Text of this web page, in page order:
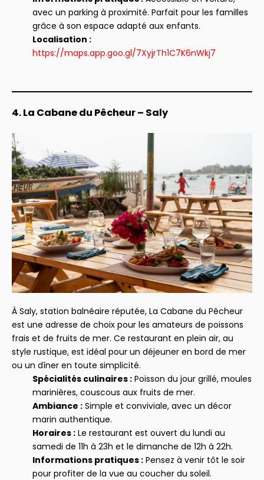
avec un parking à proximité. Parfait pour les familles
grâce à son espace adapté aux enfants.
Localisation :
https://maps.app.goo.gl/7XyjrTh1C7K6nWkj7
4. La Cabane du Pêcheur – Saly
À Saly, station balnéaire réputée, La Cabane du Pêcheur
est une adresse de choix pour les amateurs de poissons
frais et de fruits de mer. Ce restaurant en plein air, au
style rustique, est idéal pour un déjeuner en bord de mer
ou un dîner en toute simplicité.
Spécialités culinaires : Poisson du jour grillé, moules
marinières, couscous aux fruits de mer.
Ambiance : Simple et conviviale, avec un décor
marin authentique.
Horaires : Le restaurant est ouvert du lundi au
samedi de 11h à 23h et le dimanche de 12h à 22h.
Informations pratiques : Pensez à venir tôt le soir
pour profiter de la vue au coucher du soleil.